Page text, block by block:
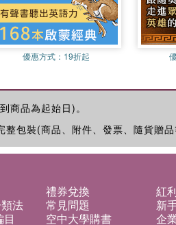
優惠方式： 19折起
商品為起始日)。
包裝(商品、附件、發票、隨貨贈品
禮券兌換
紅
法 常見問題
新
空中大學購書
企